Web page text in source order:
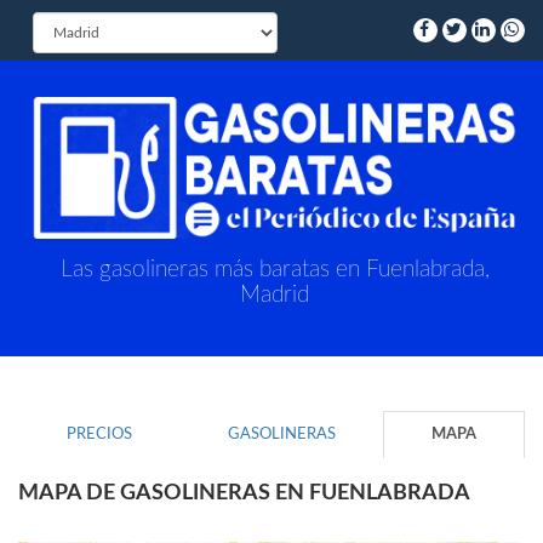
Las gasolineras más baratas en Fuenlabrada,
Madrid
PRECIOS GASOLINERAS MAPA
MAPA DE GASOLINERAS EN FUENLABRADA